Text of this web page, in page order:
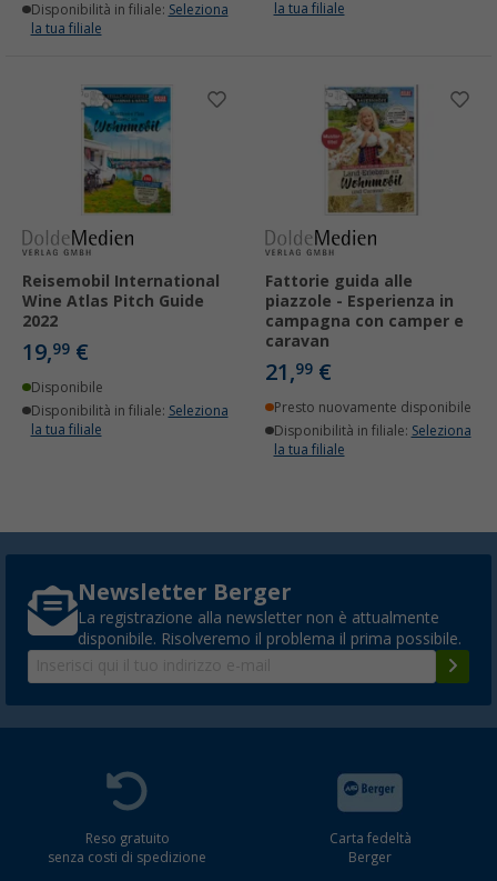
Disponibilità in filiale: Seleziona
la tua filiale
la tua filiale
Reisemobil International
Wine Atlas Pitch Guide
2022
19,99 €
Disponibile
Disponibilità in filiale: Seleziona
la tua filiale
Fattorie guida alle
piazzole - Esperienza in
campagna con camper e
caravan
21,99 €
Presto nuovamente disponibile
Disponibilità in filiale: Seleziona
la tua filiale
Newsletter Berger
La registrazione alla newsletter non è attualmente
disponibile. Risolveremo il problema il prima possibile.
Reso gratuito
senza costi di spedizione
Carta fedeltà
Berger